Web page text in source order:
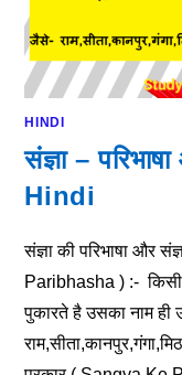
HINDI
संज्ञा –
Hindi
संज्ञा की परिभाषा और
Paribhasha ) :- किसी
पुकारते है उसका नाम